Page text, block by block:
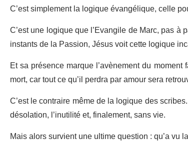
C’est simplement la logique évangélique, celle
C’est une logique que l’Evangile de Marc, pas
instants de la Passion, Jésus voit cette logique
Et sa présence marque l’avènement du
mort, car tout ce qu’il perdra par amour sera
C’est le contraire même de la logique des
désolation, l’inutilité et, finalement, sans vie.
Mais alors survient une ultime question : qu’a vu